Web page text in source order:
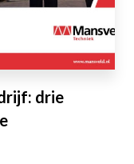
drie